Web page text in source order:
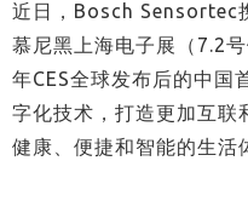
近日， Bosch Sensortec
慕尼黑上海电子展
（ 7.2
年CES全球发布后的中国
字化技术，打造更加互联
健康、便捷和智能的生活